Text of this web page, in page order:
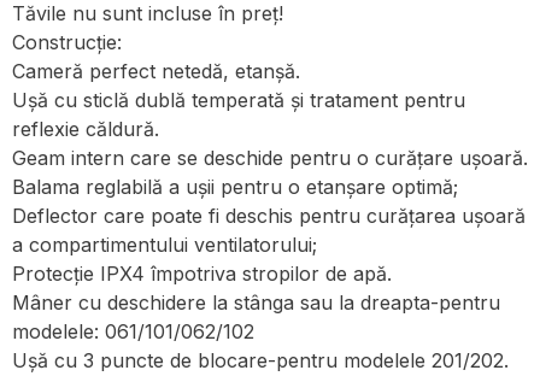
Tăvile nu sunt incluse în preț!
Construcție:
Cameră perfect netedă, etanșă.
Ușă cu sticlă dublă temperată și tratament pentru
reflexie căldură.
Geam intern care se deschide pentru o curățare ușoară.
Balama reglabilă a ușii pentru o etanșare optimă;
Deflector care poate fi deschis pentru curățarea ușoară
a compartimentului ventilatorului;
Protecție IPX4 împotriva stropilor de apă.
Mâner cu deschidere la stânga sau la dreapta-pentru
modelele: 061/101/062/102
Ușă cu 3 puncte de blocare-pentru modelele 201/202.